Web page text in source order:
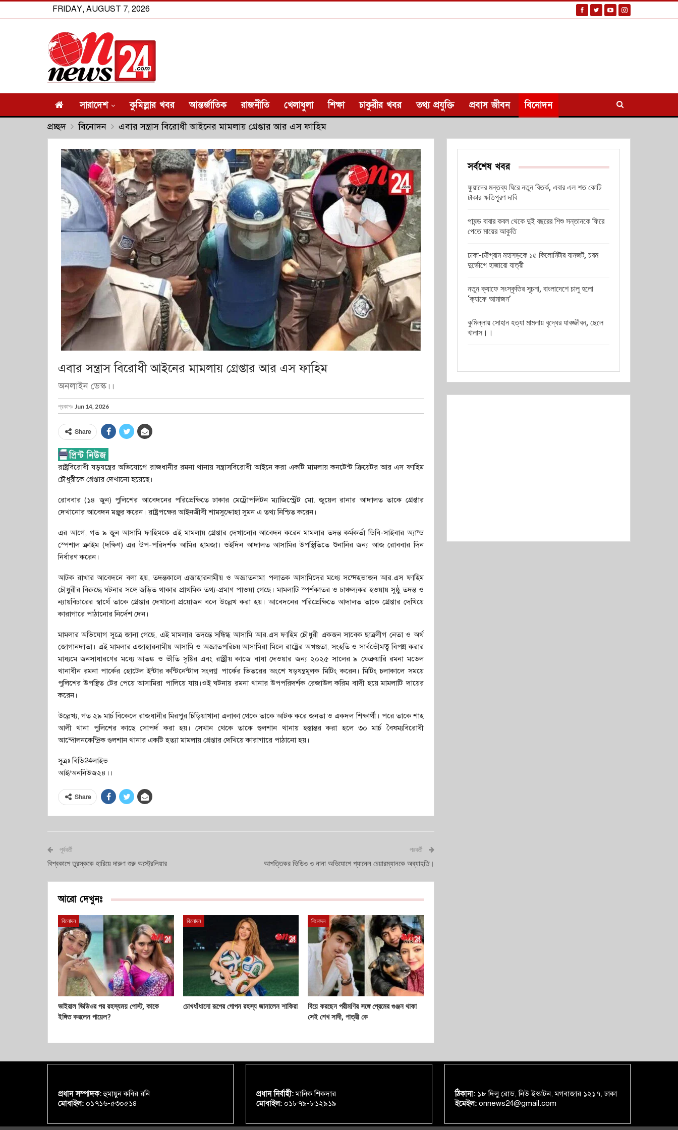
FRIDAY, AUGUST 7, 2026
সারাদেশ কুমিল্লার খবর আন্তর্জাতিক রাজনীতি খেলাধুলা শিক্ষা চাকুরীর খবর তথ্য প্রযুক্তি প্রবাস জীবন বিনোদন
প্রচ্ছদ বিনোদন এবার সন্ত্রাস বিরোধী আইনের মামলায় গ্রেপ্তার আর এস ফাহিম
এবার সন্ত্রাস বিরোধী আইনের মামলায় গ্রেপ্তার আর এস ফাহিম
অনলাইন ডেস্ক।।
প্রকাশঃ Jun 14, 2026
Share
রাষ্ট্রবিরোধী ষড়যন্ত্রের অভিযোগে রাজধানীর রমনা থানায় সন্ত্রাসবিরোধী আইনে করা একটি মামলায় কনটেন্ট ক্রিয়েটর আর এস ফাহিম
চৌধুরীকে গ্রেপ্তার দেখানো হয়েছে।
রোববার (১৪ জুন) পুলিশের আবেদনের পরিপ্রেক্ষিতে ঢাকার মেট্রোপলিটন ম্যাজিস্ট্রেট মো. জুয়েল রানার আদালত তাকে গ্রেপ্তার
দেখানোর আবেদন মঞ্জুর করেন। রাষ্ট্রপক্ষের আইনজীবী শামসুদ্দোহা সুমন এ তথ্য নিশ্চিত করেন।
এর আগে, গত ৯ জুন আসামি ফাহিমকে এই মামলায় গ্রেপ্তার দেখানোর আবেদন করেন মামলার তদন্ত কর্মকর্তা ডিবি-সাইবার অ্যান্ড
স্পেশাল ক্রাইম (দক্ষিণ) এর উপ-পরিদর্শক আমির হামজা। ওইদিন আদালত আসামির উপস্থিতিতে শুনানির জন্য আজ রোববার দিন
নির্ধারণ করেন।
আটক রাখার আবেদনে বলা হয়, তদন্তকালে এজাহারনামীয় ও অজ্ঞাতনামা পলাতক আসামিদের মধ্যে সন্দেহভাজন আর.এস ফাহিম
চৌধুরীর বিরুদ্ধে ঘটনার সঙ্গে জড়িত থাকার প্রাথমিক তথ্য-প্রমাণ পাওয়া গেছে। মামলাটি স্পর্শকাতর ও চাঞ্চল্যকর হওয়ায় সুষ্ঠু তদন্ত ও
ন্যায়বিচারের স্বার্থে তাকে গ্রেপ্তার দেখানো প্রয়োজন বলে উল্লেখ করা হয়। আবেদনের পরিপ্রেক্ষিতে আদালত তাকে গ্রেপ্তার দেখিয়ে
কারাগারে পাঠানোর নির্দেশ দেন।
মামলার অভিযোগ সূত্রে জানা গেছে, এই মামলার তদন্তে সন্ধিগ্ধ আসামি আর.এস ফাহিম চৌধুরী একজন সাবেক ছাত্রলীগ নেতা ও অর্থ
জোগানদাতা। এই মামলার এজাহারনামীয় আসামি ও অজ্ঞাতপরিচয় আসামিরা মিলে রাষ্ট্রের অখণ্ডতা, সংহতি ও সার্বভৌমত্ব বিপন্ন করার
মাধ্যমে জনসাধারণের মধ্যে আতঙ্ক ও ভীতি সৃষ্টির এবং রাষ্ট্রীয় কাজে বাধা দেওয়ার জন্য ২০২৫ সালের ৯ ফেব্রুয়ারি রমনা মডেল
থানাধীন রমনা পার্কের হোটেল ইন্টার কন্টিনেন্টাল সংলগ্ন পার্কের ভিতরের অংশে ষড়যন্ত্রমূলক মিটিং করেন। মিটিং চলাকালে সময়ে
পুলিশের উপস্থিত টের পেয়ে আসামিরা পালিয়ে যায়।ওই ঘটনায় রমনা থানার উপপরিদর্শক রেজাউল করিম বাদী হয়ে মামলাটি দায়ের
করেন।
উল্লেখ্য, গত ২৯ মার্চ বিকেলে রাজধানীর মিরপুর চিড়িয়াখানা এলাকা থেকে তাকে আটক করে জনতা ও একদল শিক্ষার্থী। পরে তাকে শাহ
আলী থানা পুলিশের কাছে সোপর্দ করা হয়। সেখান থেকে তাকে গুলশান থানায় হস্তান্তর করা হলে ৩০ মার্চ বৈষম্যবিরোধী
আন্দোলনকেন্দ্রিক গুলশান থানার একটি হত্যা মামলায় গ্রেপ্তার দেখিয়ে কারাগারে পাঠানো হয়।
সূত্রঃ বিডি24লাইভ
আই/অননিউজ২৪।।
Share
পূর্ববর্তী
বিশ্বকাপে তুরস্ককে হারিয়ে দারুণ শুরু অস্ট্রেলিয়ার
পরবর্তী
আপত্তিকর ভিডিও ও নানা অভিযোগে প্যানেল চেয়ারম্যানকে অব্যাহতি।
আরো দেখুনঃ
বিনোদন
ভাইরাল ভিডিওর পর রহস্যময় পোস্ট, কাকে
ইঙ্গিত করলেন পায়েল?
বিনোদন
চোখধাঁধানো রূপের গোপন রহস্য জানালেন শাকিরা
বিনোদন
বিয়ে করছেন পরীমণির সঙ্গে প্রেমের গুঞ্জন থাকা
সেই শেখ সাদী, পাত্রী কে
সর্বশেষ খবর
ফুয়াদের মন্তব্য ঘিরে নতুন বিতর্ক, এবার এল শত কোটি
টাকার ক্ষতিপূরণ দাবি
পাষন্ড বাবার কবল থেকে দুই বছরের শিশু সন্তানকে ফিরে
পেতে মায়ের আকুতি
ঢাকা-চট্টগ্রাম মহাসড়কে ১৫ কিলোমিটার যানজট, চরম
দুর্ভোগে হাজারো যাত্রী
নতুন ক্যাফে সংস্কৃতির সূচনা, বাংলাদেশে চালু হলো
‘ক্যাফে আমাজন’
কুমিল্লায় সোহান হত্যা মামলায় বৃদ্ধের যাবজ্জীবন, ছেলে
খালাস।।
প্রধান সম্পাদক:হুমায়ুন কবির রনি
মোবাইল: ০১৭১৬-৫৩০৫১৪
প্রধান নির্বাহী:মানিক শিকদার
মোবাইল: ০১৮৭৯-৮১২৯১৯
ঠিকানা:১৮ দিলু রোড, নিউ ইস্কাটন, মগবাজার ১২১৭, ঢাকা
ইমেইল:onnews24@gmail.com